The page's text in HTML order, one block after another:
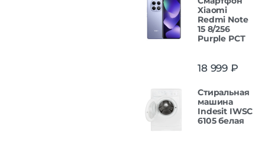
Xiaomi
Redmi Note
15 8/256
Purple РСТ
18 999 ₽
Стиральная
машина
Indesit IWSC
6105 белая